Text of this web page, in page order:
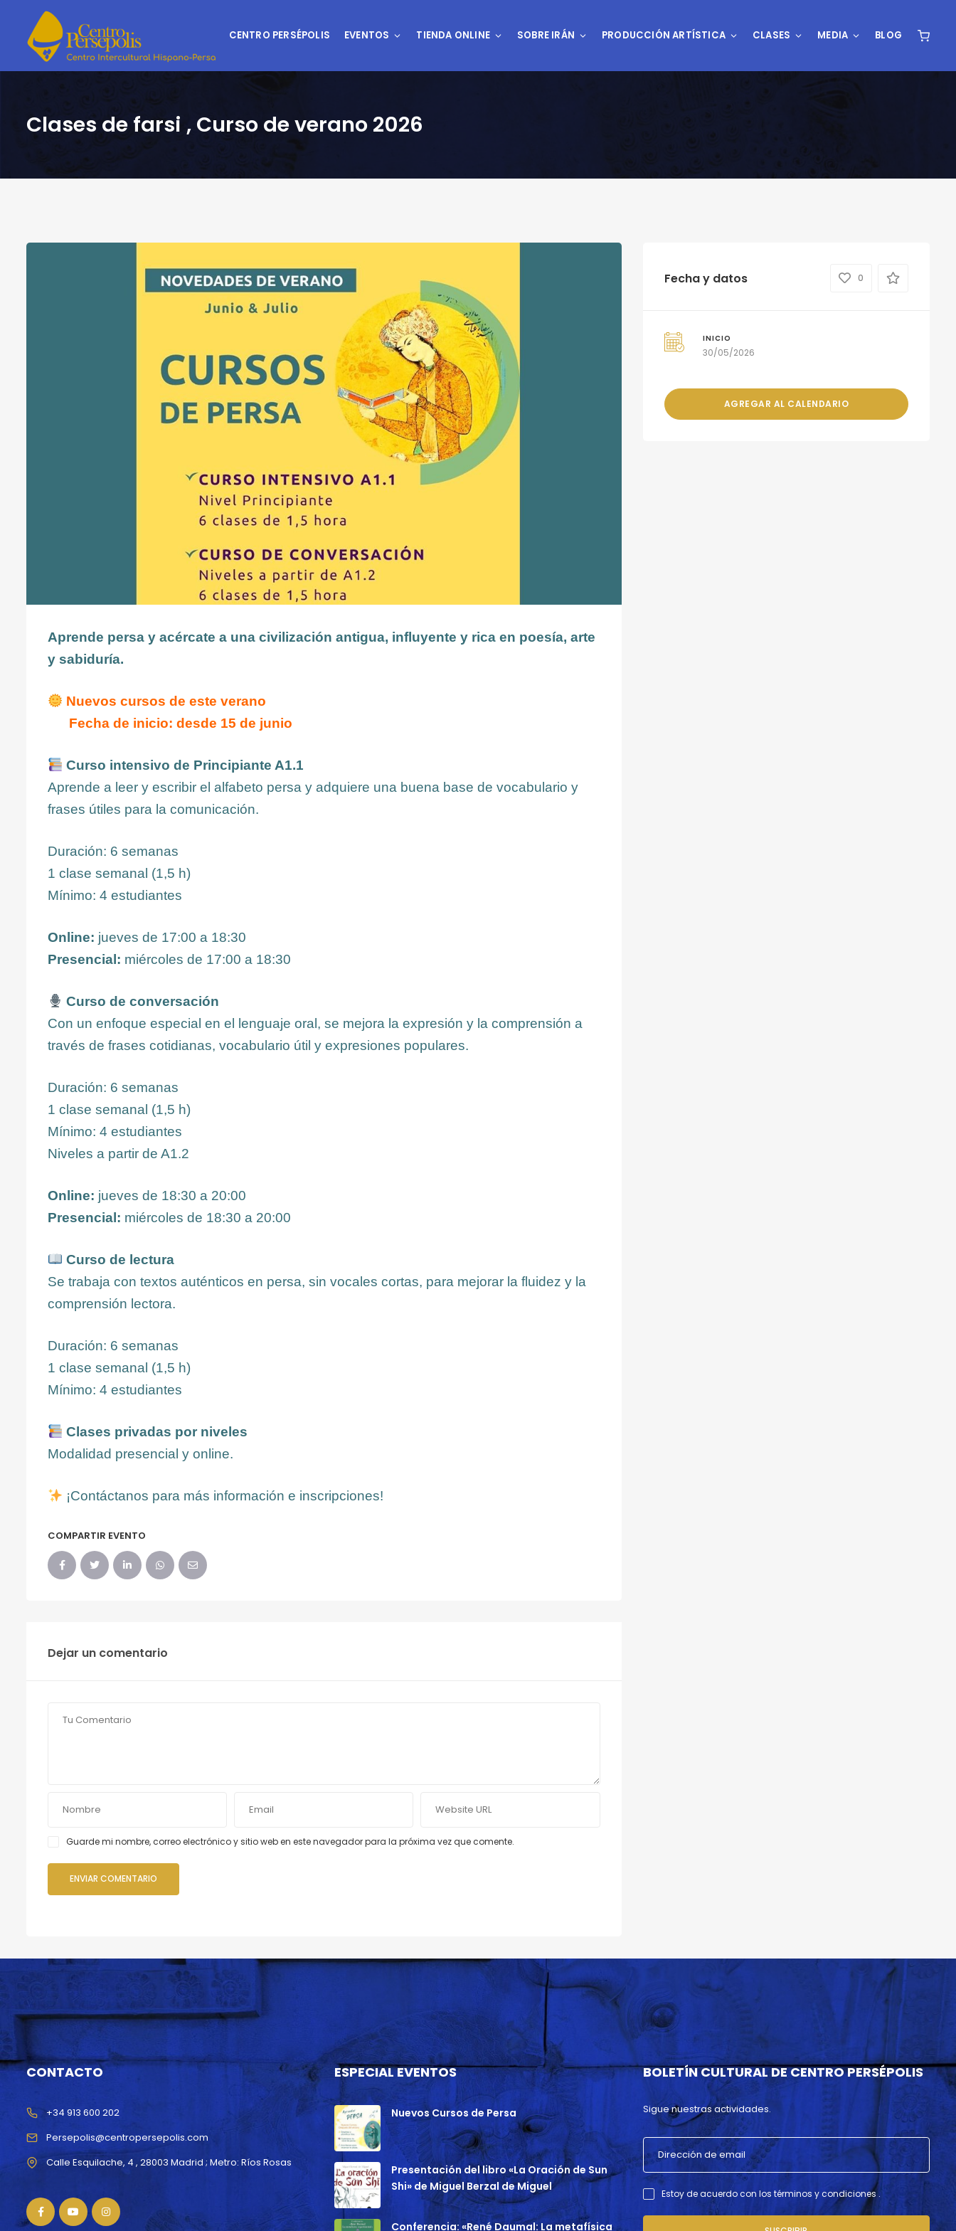
CENTRO PERSÉPOLIS EVENTOS TIENDA ONLINE SOBRE IRÁN PRODUCCIÓN ARTÍSTICA CLASES MEDIA BLOG
Clases de farsi , Curso de verano 2026
Aprende persa y acércate a una civilización antigua, influyente y rica en poesía, arte
y sabiduría.
Nuevos cursos de este verano
Fecha de inicio: desde 15 de junio
Curso intensivo de Principiante A1.1
Aprende a leer y escribir el alfabeto persa y adquiere una buena base de vocabulario y
frases útiles para la comunicación.
Duración: 6 semanas
1 clase semanal (1,5 h)
Mínimo: 4 estudiantes
Online: jueves de 17:00 a 18:30
Presencial: miércoles de 17:00 a 18:30
Curso de conversación
Con un enfoque especial en el lenguaje oral, se mejora la expresión y la comprensión a
través de frases cotidianas, vocabulario útil y expresiones populares.
Duración: 6 semanas
1 clase semanal (1,5 h)
Mínimo: 4 estudiantes
Niveles a partir de A1.2
Online: jueves de 18:30 a 20:00
Presencial: miércoles de 18:30 a 20:00
Curso de lectura
Se trabaja con textos auténticos en persa, sin vocales cortas, para mejorar la fluidez y la
comprensión lectora.
Duración: 6 semanas
1 clase semanal (1,5 h)
Mínimo: 4 estudiantes
Clases privadas por niveles
Modalidad presencial y online.
¡Contáctanos para más información e inscripciones!
COMPARTIR EVENTO
Dejar un comentario
Guarde mi nombre, correo electrónico y sitio web en este navegador para la próxima vez que comente.
Fecha y datos 0
INICIO
30/05/2026
AGREGAR AL CALENDARIO
CONTACTO
Persepolis@centropersepolis.com
+34 913 600 202
ESPECIAL EVENTOS
Nuevos Cursos de Persa
Presentación del libro «La Oración de Sun
Shi» de Miguel Berzal de Miguel
Conferencia: «René Daumal: La metafísica
BOLETÍN CULTURAL DE CENTRO PERSÉPOLIS
Sigue nuestras actividades.
Estoy de acuerdo con los términos y condiciones .